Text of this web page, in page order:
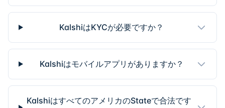
KalshiはKYCが必要ですか？
Kalshiはモバイルアプリがありますか？
KalshiはすべてのアメリカのStateで合法です